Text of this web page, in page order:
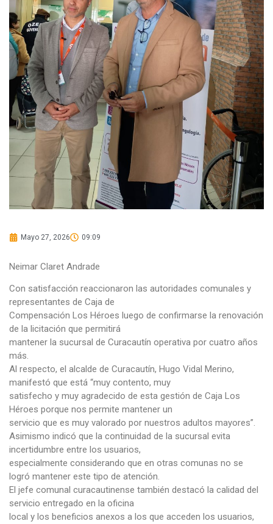
Mayo 27, 2026 09:09
Neimar Claret Andrade
Con satisfacción reaccionaron las autoridades comunales y
representantes de Caja de
Compensación Los Héroes luego de confirmarse la renovación
de la licitación que permitirá
mantener la sucursal de Curacautín operativa por cuatro años
más.
Al respecto, el alcalde de Curacautín, Hugo Vidal Merino,
manifestó que está “muy contento, muy
satisfecho y muy agradecido de esta gestión de Caja Los
Héroes porque nos permite mantener un
servicio que es muy valorado por nuestros adultos mayores”.
Asimismo indicó que la continuidad de la sucursal evita
incertidumbre entre los usuarios,
especialmente considerando que en otras comunas no se
logró mantener este tipo de atención.
El jefe comunal curacautinense también destacó la calidad del
servicio entregado en la oficina
local y los beneficios anexos a los que acceden los usuarios,